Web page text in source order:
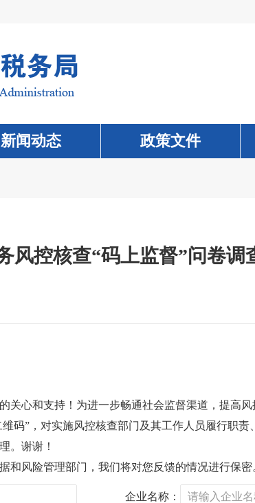
新闻动态 政策文件
风控核查“码上监督”问卷调
关心和支持！为进一步畅通社会监督渠道，提高
码”，对实施风控核查部门及其工作人员履行职
。谢谢！
和风险管理部门，我们将对您反馈的情况进行保密
企业名称：